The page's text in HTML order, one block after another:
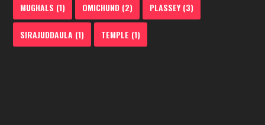
MUGHALS (1) OMICHUND (2) PLASSEY(3)
SIRAJUDDAULA (1) TEMPLE (1)